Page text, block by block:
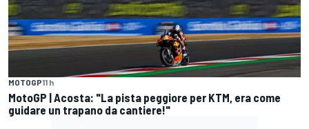
MOTOGP11 h
MotoGP | Acosta: "La pista peggiore per KTM, era come
guidare un trapano da cantiere!"